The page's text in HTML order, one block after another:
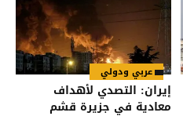
عربي ودولي
إيران: التصدي لأهداف
معادية في جزيرة قشم